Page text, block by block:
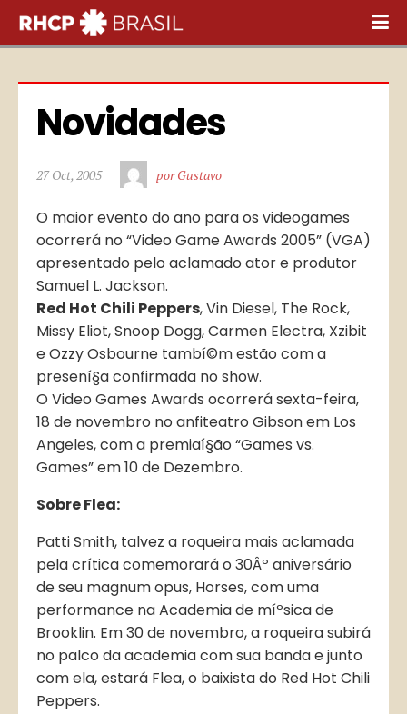
Novidades
27 Oct, 2005 por Gustavo
O maior evento do ano para os videogames
ocorrerá no “Video Game Awards 2005” (VGA)
apresentado pelo aclamado ator e produtor
Samuel L. Jackson.
Red Hot Chili Peppers, Vin Diesel, The Rock,
Missy Eliot, Snoop Dogg, Carmen Electra, Xzibit
e Ozzy Osbourne tambí©m estão com a
presení§a confirmada no show.
O Video Games Awards ocorrerá sexta-feira,
18 de novembro no anfiteatro Gibson em Los
Angeles, com a premiaí§ão “Games vs.
Games” em 10 de Dezembro.
Sobre Flea:
Patti Smith, talvez a roqueira mais aclamada
pela crí­tica comemorará o 30Âº aniversário
de seu magnum opus, Horses, com uma
performance na Academia de míºsica de
Brooklin. Em 30 de novembro, a roqueira subirá
no palco da academia com sua banda e junto
com ela, estará Flea, o baixista do Red Hot Chili
Peppers.